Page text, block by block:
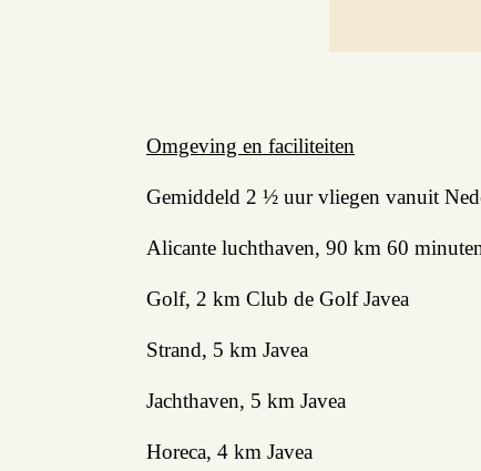
Diensten
Verhuren
Beleggen
Beheren
Projectbegeleiding
Omgeving en faciliteiten
Gemiddeld 2 ½ uur vliegen vanuit
Alicante luchthaven, 90 km 60
Golf, 2 km Club de Golf Javea
Strand, 5 km Javea
Jachthaven, 5 km Javea
Horeca, 4 km Javea